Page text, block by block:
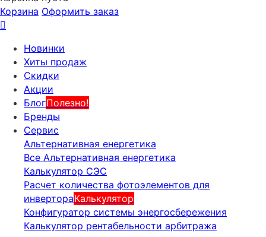
Корзина Оформить заказ
Новинки
Хиты продаж
Скидки
Акции
БлогПолезно!
Бренды
Сервис
Альтернативная енергетика
Все Альтернативная енергетика
Калькулятор СЭС
Расчет количества фотоэлементов для
инвертораКалькулятор
Конфигуратор системы энергосбережения
Калькулятор рентабельности арбитража